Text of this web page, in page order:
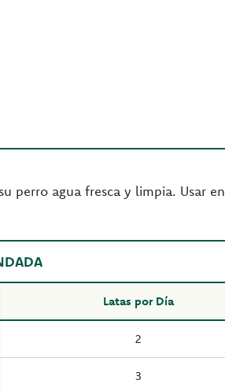
perro agua fresca y limpia. Usar en
Latas por Día
2
3